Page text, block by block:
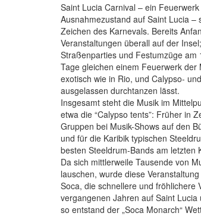
Saint Lucia Carnival – ein
Ausnahmezustand auf Saint Lucia
Zeichen des Karnevals. Bereits
Veranstaltungen überall auf der
Straßenparties und Festumzüge
Tage gleichen einem Feuerwerk
exotisch wie in Rio, und Calypso-
ausgelassen durchtanzen lässt.
Insgesamt steht die Musik im
etwa die “Calypso tents”: Früher in
Gruppen bei Musik-Shows auf den
und für die Karibik typischen
besten Steeldrum-Bands am letzten
Da sich mittlerweile Tausende von
lauschen, wurde diese
Soca, die schnellere und fröhlichere
vergangenen Jahren auf Saint
so entstand der „Soca Monarch“